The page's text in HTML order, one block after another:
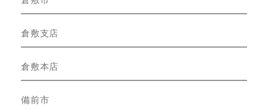
倉敷支店
倉敷本店
備前市